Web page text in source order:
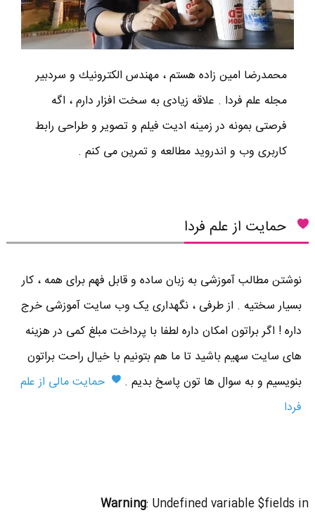
محمدرضا امين زاده هستم ، مهندس الكترونيك و سردبير
مجله علم فردا . علاقه زیادی به سخت افزار دارم ، اگه
فرصتی بمونه در زمینه ادیت فیلم و تصویر و طراحی رابط
کاربری وب و اندروید مطالعه و تمرین می کنم .
حمایت از علم فردا
نوشتن مطالب آموزشی به زبان ساده و قابل فهم برای همه ، کار
بسیار سختیه . از طرفی ، نگهداری یک وب سایت آموزشی خرج
داره ! اگر براتون امکان داره لطفا با پرداخت مبلغ کمی در هزینه
های سایت سهیم باشید تا ما هم بتونیم با خیال راحت براتون
بنویسیم و به سوال ها تون پاسخ بدیم .
حمایت مالی از علم
فردا
Warning: Undefined variable $fields in